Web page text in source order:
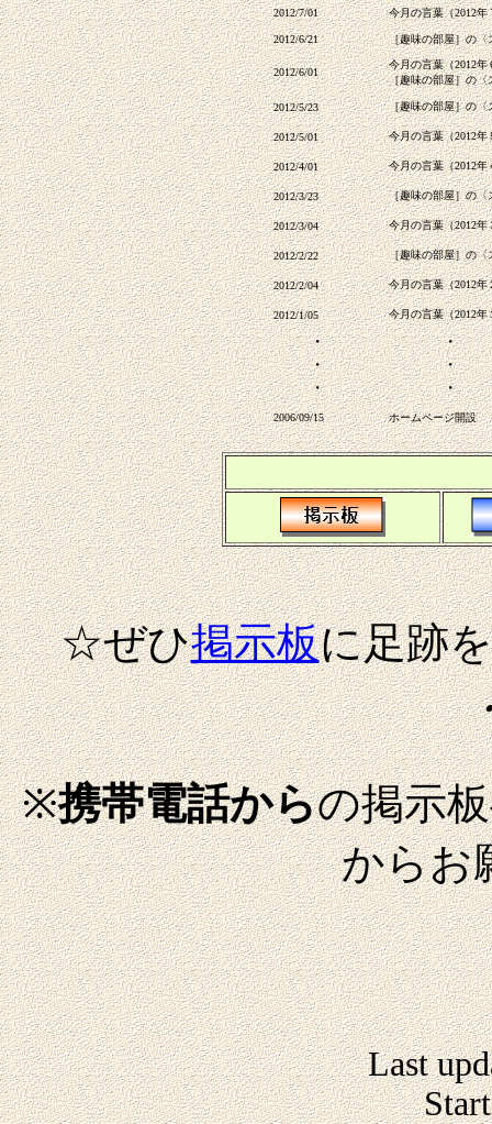
2012/7/01 今月の言葉（2012
2012/6/21 ［趣味の部屋］の〈
2012/6/01
今月の言葉（2012
［趣味の部屋］の〈
2012/5/23 ［趣味の部屋］の〈
2012/5/01 今月の言葉（2012
2012/4/01 今月の言葉（2012
2012/3/23 ［趣味の部屋］の〈
2012/3/04 今月の言葉（2012
2012/2/22 ［趣味の部屋］の〈
2012/2/04 今月の言葉（2012
2012/1/05 今月の言葉（2012
・
・
・
・
・
・
2006/09/15 ホームページ開設
☆ぜひ掲示板に足跡
※携帯電話からの掲示
からお
Last